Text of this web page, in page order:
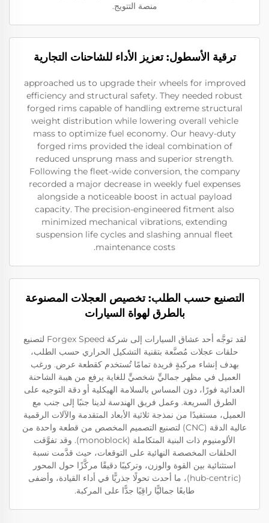
منصة التتويج.
ترقية الأسطول: تعزيز الأداء للشاحنات التجارية
approached us to upgrade their wheels for improved
efficiency and structural safety. They needed robust
forged rims capable of handling extreme structural
weight distribution while lowering overall vehicle
mass to optimize fuel economy. Our heavy-duty
forged rims provided the ideal combination of
reduced unsprung mass and superior strength.
Following the fleet-wide conversion, the company
recorded a major decrease in weekly fuel expenses
alongside a noticeable boost in actual payload
capacity. The precision-engineered fitment also
minimized mechanical vibrations, extending
suspension life cycles and slashing annual fleet
maintenance costs.
التصنيع حسب الطلب: تخصيص العجلات المصنوعة
بالطرق لهواة السيارات
لقد توجَّه أحد عشاق السيارات إلى شركة Forgex Speed لتصنيع
حلقات عجلات مُصنَّعة بتقنية التشكيل الحراري حسب الطلب،
بهدف إنشاء مركبةٍ فريدة تمامًا تُستخدم كقطعة عرض. ورغب
العميل في مظهر جماليٍّ شخصيٍّ للغاية يرفع من هيبة الشاحنة
العدائية فورًا، دون المساس بالسلامة الهيكلية أو دقة التوجيه على
الطرق السريعة. وعمل فريق الهندسة لدينا جنبًا إلى جنب مع
العميل، مستفيدًا من نمذجة ثلاثية الأبعاد المتقدمة والآلات الرقمية
عالية الدقة (CNC) لتصنيع التصميم المخصص من قطعة واحدة من
الألومنيوم ذات البنية المتكاملة (monoblock). وقد تفوَّقت
الحلقات المخصصة النهائية على التوقعات، حيث قدَّمت نسبة
استثنائية بين القوة والوزن، وتركيبًا دقيقًا مركَّزًا حول المحور
(hub-centric)، ما أحدث تحولًا جذريًّا في أداء القيادة، وأضفى
طابعًا جماليًّا راقِيًا جدًّا على المركبة.